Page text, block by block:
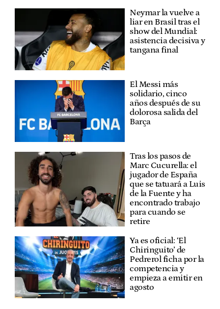
Neymar la vuelve a
liar en Brasil tras el
show del Mundial:
asistencia decisiva y
tangana final
El Messi más
solidario, cinco
años después de su
dolorosa salida del
Barça
Tras los pasos de
Marc Cucurella: el
jugador de España
que se tatuará a Luis
de la Fuente y ha
encontrado trabajo
para cuando se
retire
Ya es oficial: ‘El
Chiringuito’ de
Pedrerol ficha por la
competencia y
empieza a emitir en
agosto